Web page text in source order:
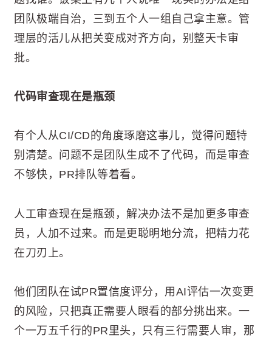
团队极端自治，三到五个人一组自己拿主意。管
理层的活儿从把关变成对齐方向，别整天卡审
批。
代码审查现在是瓶颈
有个人从CI/CD的角度琢磨这事儿，觉得问题特
别清楚。问题不是团队生成不了代码，而是审查
不够快，PR排队等着看。
人工审查现在是瓶颈，解决办法不是加更多审查
员，人加不过来。而是更聪明地分流，把精力花
在刀刃上。
他们团队在试PR置信度评分，用AI评估一次变更
的风险，只把真正需要人眼看的部分挑出来。一
个一万五千行的PR里头，只有三行需要人审，那